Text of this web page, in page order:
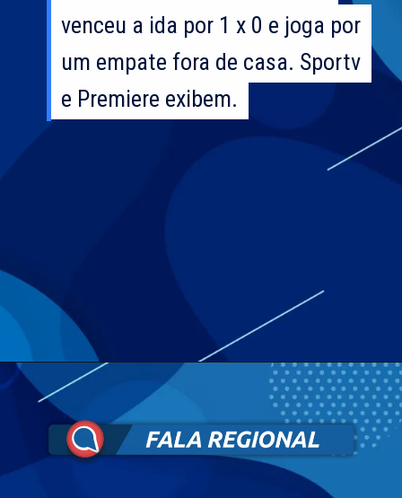
venceu a ida por 1 x 0 e joga por
um empate fora de casa. Sportv
e Premiere exibem.
venceu a ida por 1 x 0 e joga por
um empate fora de casa. Sportv
e Premiere exibem.